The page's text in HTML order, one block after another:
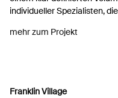
individueller Spezialisten,
mehr zum Projekt
Franklin Village